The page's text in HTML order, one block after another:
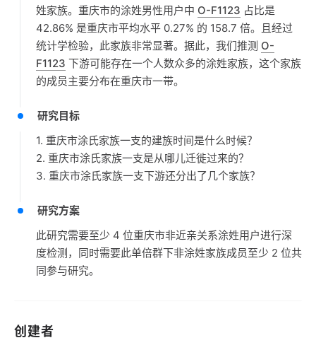
姓家族。重庆市的涂姓男性用户中 O-F1123 占比是
42.86% 是重庆市平均水平 0.27% 的 158.7 倍。且经过
统计学检验，此家族非常显著。据此，我们推测 O-
F1123 下游可能存在一个人数众多的涂姓家族，这个家族
的成员主要分布在重庆市一带。
研究目标
1. 重庆市涂氏家族一支的建族时间是什么时候？
2. 重庆市涂氏家族一支是从哪儿迁徙过来的？
3. 重庆市涂氏家族一支下游还分出了几个家族？
研究方案
此研究需要至少 4 位重庆市非近亲关系涂姓用户进行深
度检测，同时需要此单倍群下非涂姓家族成员至少 2 位共
同参与研究。
创建者